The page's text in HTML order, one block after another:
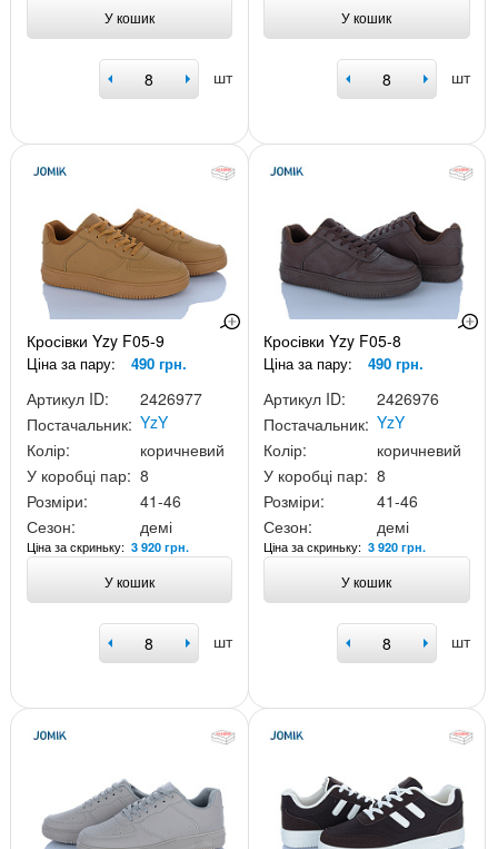
У кошик
шт
У кошик
шт
Кросівки Yzy F05-9
Ціна за пару: 490 грн.
Артикул ID:
2426977
Постачальник: YzY
Колір:
коричневий
У коробці пар: 8
Розміри:
41-46
Сезон:
демі
Ціна за скриньку: 3 920 грн.
У кошик
шт
Кросівки Yzy F05-8
Ціна за пару: 490 грн.
Артикул ID:
2426976
Постачальник: YzY
Колір:
коричневий
У коробці пар: 8
Розміри:
41-46
Сезон:
демі
Ціна за скриньку:3 920 грн.
У кошик
шт